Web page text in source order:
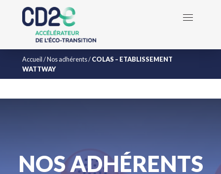
Accueil/Nos adhérents/COLAS – ETABLISSEMENT
WATTWAY
NOS ADHÉRENTS